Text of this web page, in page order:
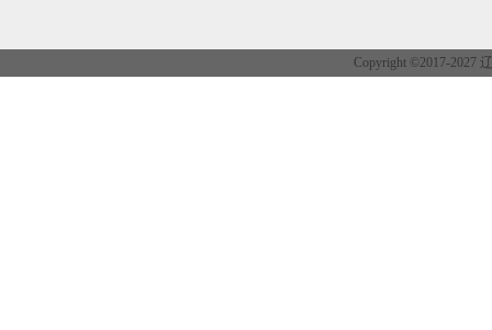
Copyright ©2017-2027